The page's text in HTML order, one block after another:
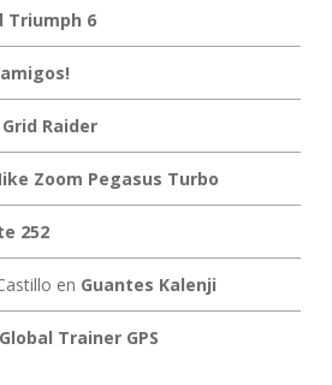
Triumph 6
Raider
Zoom Pegasus Turbo
252
en Guantes Kalenji
Trainer GPS